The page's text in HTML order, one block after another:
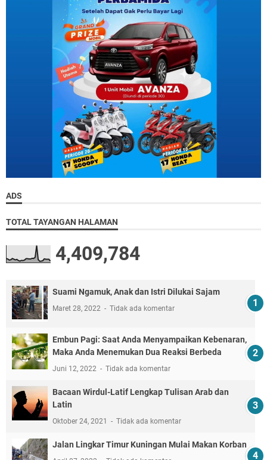
ADS
TOTAL TAYANGAN HALAMAN
4,409,784
Suami Ngamuk, Anak dan Istri Dilukai Sajam
Maret 28, 2022 Tidak ada komentar
Embun Pagi: Saat Anda Menyampaikan Kebenaran,
Maka Anda Menemukan Dua Reaksi Berbeda
Juni 12, 2022 Tidak ada komentar
Bacaan Wirdul-Latif Lengkap Tulisan Arab dan
Latin
Oktober 24, 2021 Tidak ada komentar
Jalan Lingkar Timur Kuningan Mulai Makan Korban